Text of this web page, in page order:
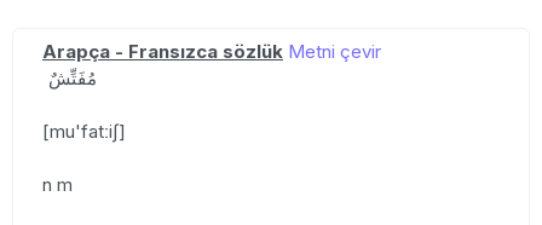
Arapça - Fransızca sözlük Metni çevir
مُفَتِّشٌ
[mu'fatːiʃ]
n m